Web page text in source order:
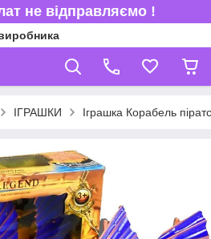
не відправляємо !
ІГРАШКИ Іграшка Корабель